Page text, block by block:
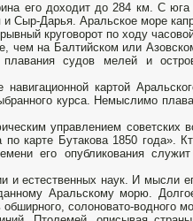
его доходит до 284 км. С юга
Сыр-Дарья. Аральское море
круговорот по ходу
чем на Балтийском или
судов мелей и
картой
курса. Немыслимо
управлением советских
карте Бутакова 1850 года».
его опубликования
и естественных наук. И мысли
Аральскому морю.
солоновато-водного